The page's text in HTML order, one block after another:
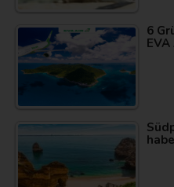
6